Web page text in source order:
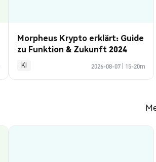
Morpheus Krypto erklärt: Guide
zu Funktion & Zukunft 2024
KI 2026-08-07 15-20m